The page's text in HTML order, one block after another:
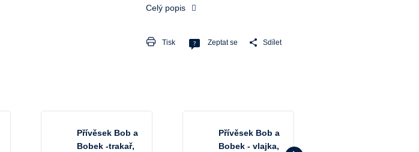
Celý popis
Tisk Zeptat se Sdílet
Přívěsek Bob a
Bobek -trakař,
Přívěsek Bob a
Bobek - vlajka,